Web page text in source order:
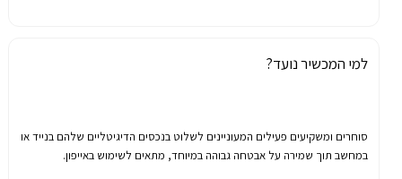
למי המכשיר נועד?
סוחריםומשקיעיםפעיליםהמעונייניםלשלוטבנכסיםהדיגיטלייםשלהם בניידאו
במחשבתוךשמירהעלאבטחהגבוההבמיוחד,מתאים לשימוש באייפון.